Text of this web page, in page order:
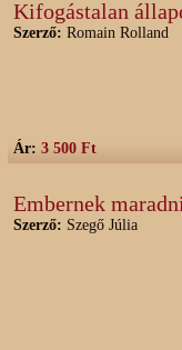
Kifogástalan
Szerző: Romain Rolland
Ár: 3 500 Ft
Embernek
Szerző: Szegő Júlia